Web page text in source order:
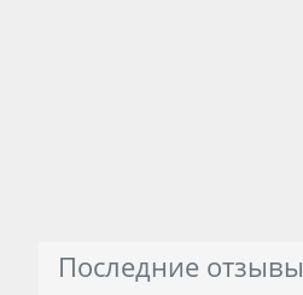
Последние отзывы